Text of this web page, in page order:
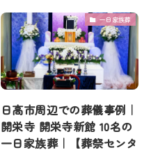
一日家族葬
日高市周辺での葬儀事例｜
開栄寺 開栄寺新館 10名の
一日家族葬｜【葬祭センタ